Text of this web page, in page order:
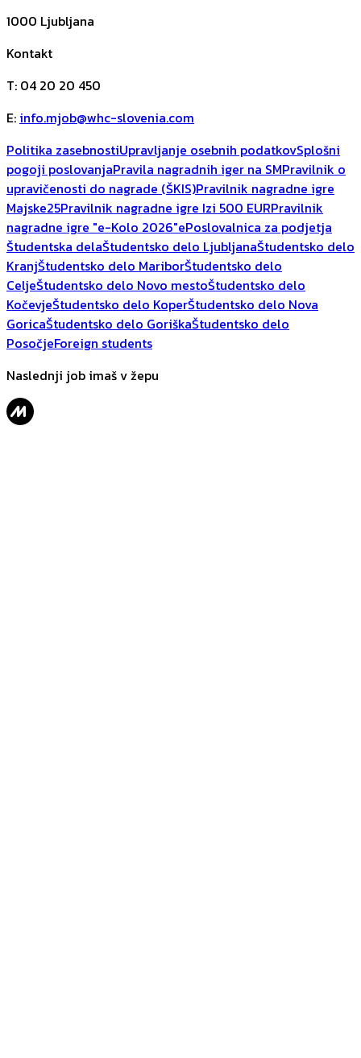
1000 Ljubljana
Kontakt
T: 04 20 20 450
E: info.mjob@whc-slovenia.com
Politika zasebnostiUpravljanje osebnih podatkovSplošni
pogoji poslovanjaPravila nagradnih iger na SMPravilnik o
upravičenosti do nagrade (ŠKIS)Pravilnik nagradne igre
Majske25Pravilnik nagradne igre Izi 500 EURPravilnik
nagradne igre "e-Kolo 2026"ePoslovalnica za podjetja
Študentska delaŠtudentsko delo LjubljanaŠtudentsko delo
KranjŠtudentsko delo MariborŠtudentsko delo
CeljeŠtudentsko delo Novo mestoŠtudentsko delo
KočevjeŠtudentsko delo KoperŠtudentsko delo Nova
GoricaŠtudentsko delo GoriškaŠtudentsko delo
PosočjeForeign students
Naslednji job imaš v žepu